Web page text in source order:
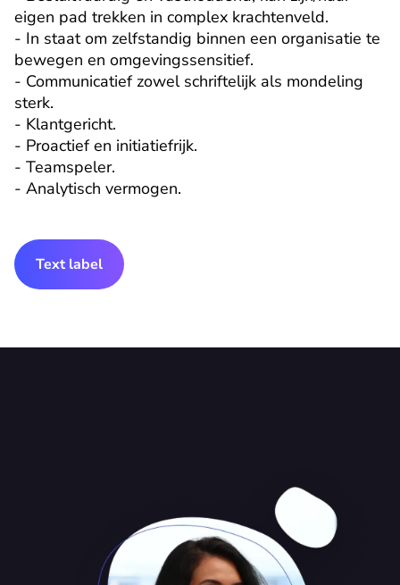
eigen pad trekken in complex krachtenveld.
- In staat om zelfstandig binnen een organisatie te
bewegen en omgevingssensitief.
- Communicatief zowel schriftelijk als mondeling
sterk.
- Klantgericht.
- Proactief en initiatiefrijk.
- Teamspeler.
- Analytisch vermogen.
Text label